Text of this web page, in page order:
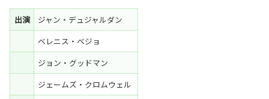
出演
ジャン・デュジャルダン
ベレニス・ベジョ
ジョン・グッドマン
ジェームズ・クロムウェル